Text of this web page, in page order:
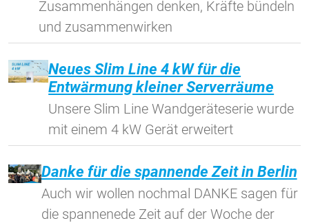
Zusammenhängen denken, Kräfte bündeln
und zusammenwirken
Neues Slim Line 4 kW für die
Entwärmung kleiner Serverräume
Unsere Slim Line Wandgeräteserie wurde
mit einem 4 kW Gerät erweitert
Danke für die spannende Zeit in Berlin
Auch wir wollen nochmal DANKE sagen für
die spannenede Zeit auf der Woche der
Vimeo